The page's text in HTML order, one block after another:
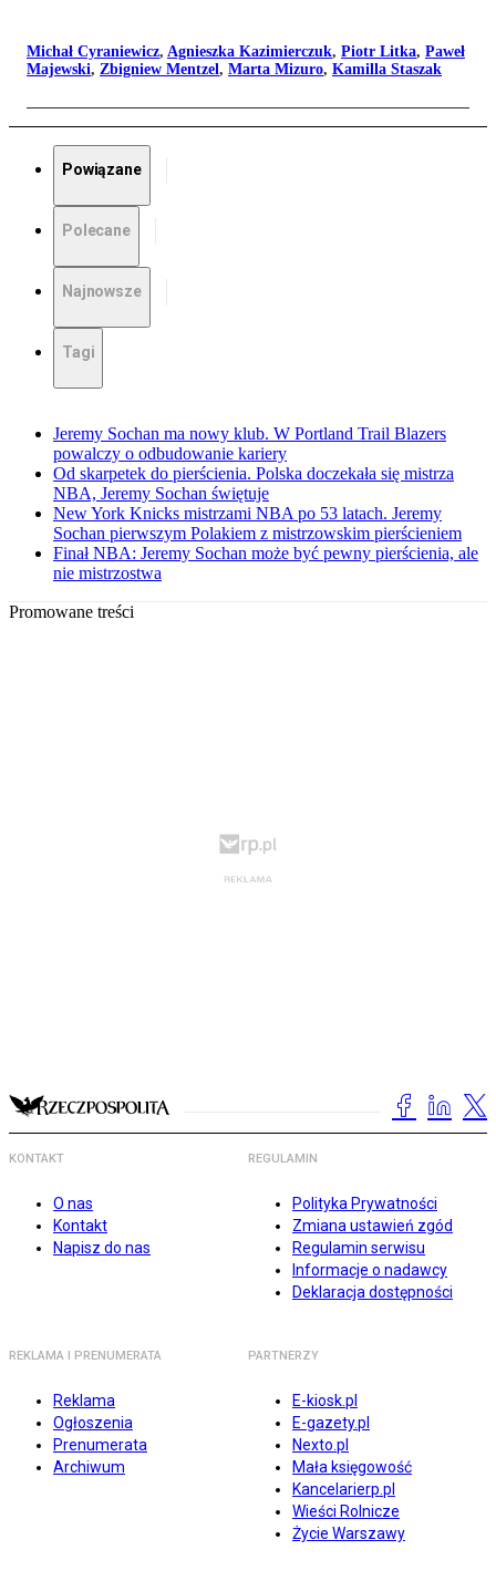
Michał Cyraniewicz, Agnieszka Kazimierczuk, Piotr Litka, Paweł
Majewski, Zbigniew Mentzel, Marta Mizuro, Kamilla Staszak
Powiązane
Polecane
Najnowsze
Tagi
Jeremy Sochan ma nowy klub. W Portland Trail Blazers
powalczy o odbudowanie kariery
Od skarpetek do pierścienia. Polska doczekała się mistrza
NBA, Jeremy Sochan świętuje
New York Knicks mistrzami NBA po 53 latach. Jeremy
Sochan pierwszym Polakiem z mistrzowskim pierścieniem
Finał NBA: Jeremy Sochan może być pewny pierścienia, ale
nie mistrzostwa
Promowane treści
KONTAKT
O nas
Kontakt
Napisz do nas
REGULAMIN
Polityka Prywatności
Zmiana ustawień zgód
Regulamin serwisu
Informacje o nadawcy
Deklaracja dostępności
REKLAMA I PRENUMERATA
Reklama
Ogłoszenia
Prenumerata
Archiwum
PARTNERZY
E-kiosk.pl
E-gazety.pl
Nexto.pl
Mała księgowość
Kancelarierp.pl
Wieści Rolnicze
Życie Warszawy